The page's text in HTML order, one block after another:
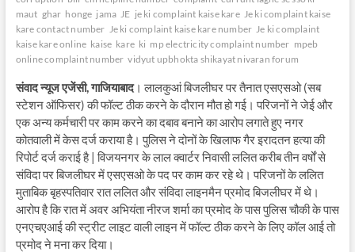
maut ghar honge jama JE je ki complaint kaise kare Je ki complaint kaise
kare contact number Je ki complaint kaise kare number Je ki complaint
kaise kare online kaise kare ki mp electricity complaint number mpeb
online complaint number vidyut upbhokta shikayat nivaran forum
संवाद न्यूज एजेंसी, गाजियाबाद। लालकुआं बिजलीघर पर तैनात एसएसओ (सब
स्टेशन ऑफिसर) की फॉल्ट ठीक करने के दौरान मौत हो गई। परिजनों ने जेई और
एक अन्य कर्मचारी पर काम करने का दबाव बनाने का आरोप लगाते हुए नगर
कोतवाली में केस दर्ज कराया है। पुलिस ने दोनों के खिलाफ गैर इरादतन हत्या की
रिपोर्ट दर्ज कराई है | विजयनगर के लाल क्वार्टर निवासी ललित करीब तीन वर्षों से
संविदा पर बिजलीघर में एसएसओ के पद पर काम कर रहे थे। परिजनों के ललित
मुताबिक बृहस्पतिवार रात ललित और संविदा लाइनमैन प्रमोद बिजलीघर में थे।
आरोप है कि रात में अवर अभियंता नीरज शर्मा का प्रमोद के पास पुलिस चौकी के पास
एनएचएआई की स्ट्रीट लाइट वाली लाइन में फॉल्ट ठीक करने के लिए कॉल आई तो
प्रमोद ने मना कर दिया।